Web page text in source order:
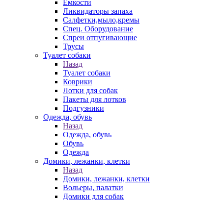
Емкости
Ликвидаторы запаха
Салфетки,мыло,кремы
Спец. Оборудование
Спреи отпугивающие
Трусы
Туалет собаки
Назад
Туалет собаки
Коврики
Лотки для собак
Пакеты для лотков
Подгузники
Одежда, обувь
Назад
Одежда, обувь
Обувь
Одежда
Домики, лежанки, клетки
Назад
Домики, лежанки, клетки
Вольеры, палатки
Домики для собак